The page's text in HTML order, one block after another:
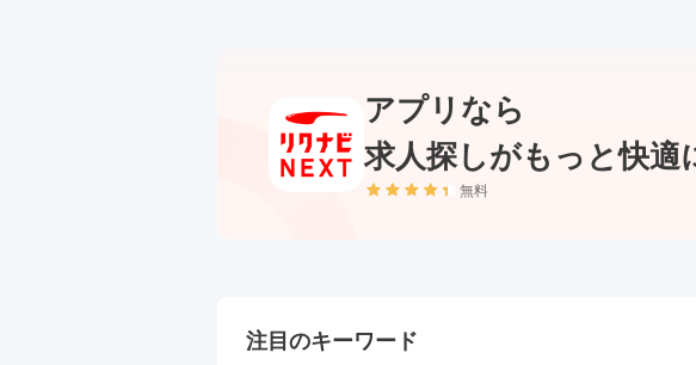
アプリなら
求人探しがもっと快適
無料
注目のキーワード